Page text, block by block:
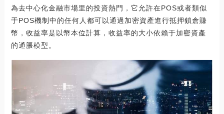
為去中心化金融市場里的投資熱門，它允許在POS或者類似
于POS機制中的任何人都可以通過加密資產進行抵押鎖倉賺
幣，收益率是以幣本位計算，收益率的大小依賴于加密資產
的通脹模型。